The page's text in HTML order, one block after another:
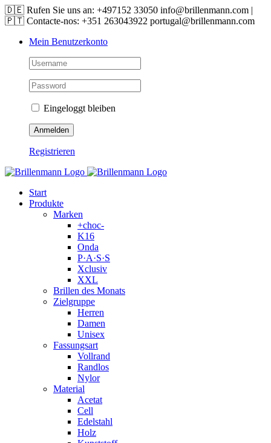
Skip
to
🇩🇪 Rufen Sie uns an: +497152 33050 info@brillenmann.com |
🇵🇹 Contacte-nos: +351 263043922 portugal@brillenmann.com
Mein Benutzerkonto
Eingeloggt bleiben
Registrieren
Start
Produkte
Marken
+choc-
K16
Onda
P·A·S·S
Xclusiv
XXL
Brillen des Monats
Zielgruppe
Herren
Damen
Unisex
Fassungsart
Vollrand
Randlos
Nylor
Material
Acetat
Cell
Edelstahl
Holz